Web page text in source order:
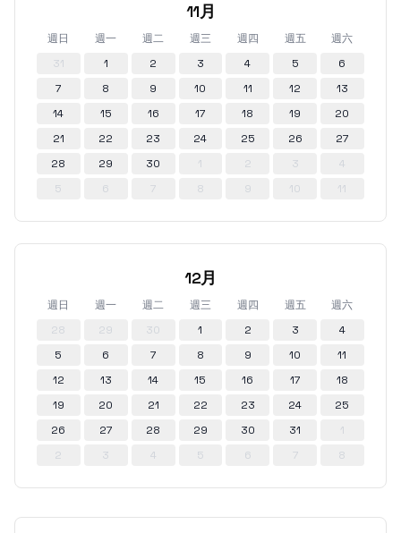
11月
週日 週一 週二 週三 週四 週五
週六
31
1 2 3 4 5
6
7
8 9 10 11 12
13
14
15 16 17 18 19
20
21
22 23 24 25 26
27
28
29 30 1 2 3
4
5
6 7 8 9 10 11
12月
週日 週一 週二 週三 週四 週五
週六
28
29 30 1 2 3
4
5
6 7 8 9 10
11
12
13 14 15 16 17
18
19
20 21 22 23 24
25
26
27 28 29 30 31
1
2
3 4 5 6 7 8